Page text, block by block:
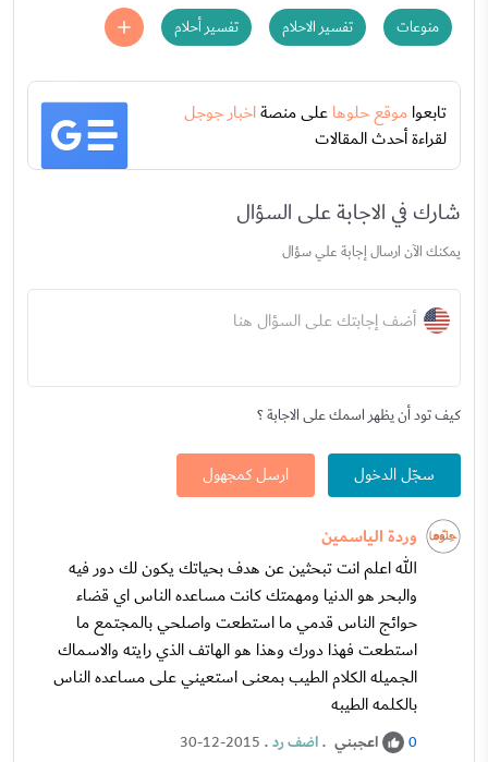
منوعات تفسير الاحلام تفسير أحلام
تابعواموقع حلوهاعلى منصةاخبار جوجل
لقراءة أحدث المقالات
شارك في الاجابة على السؤال
يمكنك الآن ارسال إجابة علي سؤال
أضف إجابتك على السؤال هنا
كيف تود أن يظهر اسمك على الاجابة ؟
سجّل الدخول ارسل كمجهول
وردة الياسمين
الله اعلم انت تبحثين عن هدف بحياتك يكون لك دور فيه
والبحر هو الدنيا ومهمتك كانت مساعده الناس اي قضاء
حوائج الناس قدمي ما استطعت واصلحي بالمجتمع ما
استطعت فهذا دورك وهذا هو الهاتف الذي رايته والاسماك
الجميله الكلام الطيب بمعنى استعيني على مساعده الناس
بالكلمه الطيبه
0 اعجبني .اضف رد.
30-12-2015